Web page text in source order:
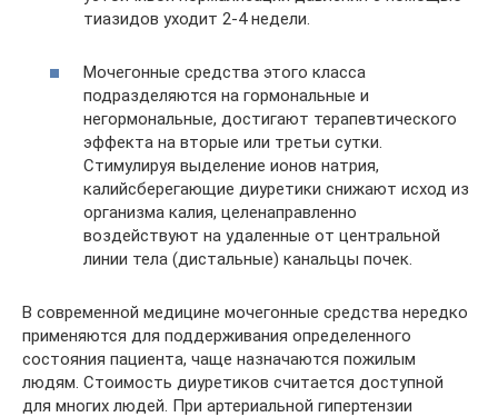
тиазидов уходит 2-4 недели.
Мочегонные средства этого класса
подразделяются на гормональные и
негормональные, достигают терапевтического
эффекта на вторые или третьи сутки.
Стимулируя выделение ионов натрия,
калийсберегающие диуретики снижают исход из
организма калия, целенаправленно
воздействуют на удаленные от центральной
линии тела (дистальные) канальцы почек.
В современной медицине мочегонные средства нередко
применяются для поддерживания определенного
состояния пациента, чаще назначаются пожилым
людям. Стоимость диуретиков считается доступной
для многих людей. При артериальной гипертензии